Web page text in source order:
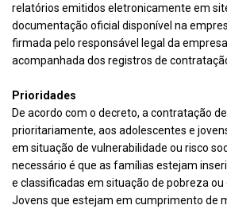
relatórios emitidos eletronicamente em
documentação oficial disponível na
firmada pelo responsável legal da
acompanhada dos registros de
Prioridades
De acordo com o decreto, a contratação
prioritariamente, aos adolescentes e
em situação de vulnerabilidade ou risco
necessário é que as famílias estejam
e classificadas em situação de pobreza ou
Jovens que estejam em cumprimento de